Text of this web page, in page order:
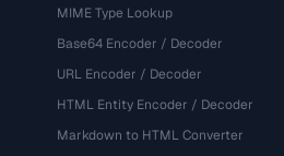
MIME Type Lookup
Base64 Encoder / Decoder
URL Encoder / Decoder
HTML Entity Encoder / Decoder
Markdown to HTML Converter